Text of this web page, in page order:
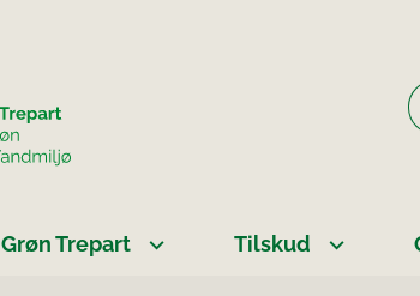
Grøn Trepart Tilskud